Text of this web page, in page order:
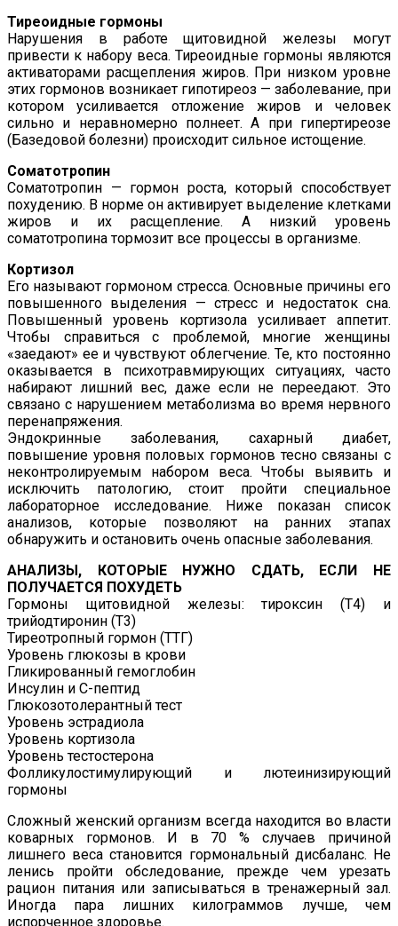
Тиреоидные гормоны
Нарушения в работе щитовидной железы могут
привести к набору веса. Тиреоидные гормоны являются
активаторами расщепления жиров. При низком уровне
этих гормонов возникает гипотиреоз — заболевание, при
котором усиливается отложение жиров и человек
сильно и неравномерно полнеет. А при гипертиреозе
(Базедовой болезни) происходит сильное истощение.
Соматотропин
Соматотропин — гормон роста, который способствует
похудению. В норме он активирует выделение клетками
жиров и их расщепление. А низкий уровень
соматотропина тормозит все процессы в организме.
Кортизол
Его называют гормоном стресса. Основные причины его
повышенного выделения — стресс и недостаток сна.
Повышенный уровень кортизола усиливает аппетит.
Чтобы справиться с проблемой, многие женщины
«заедают» ее и чувствуют облегчение. Те, кто постоянно
оказывается в психотравмирующих ситуациях, часто
набирают лишний вес, даже если не переедают. Это
связано с нарушением метаболизма во время нервного
перенапряжения.
Эндокринные заболевания, сахарный диабет,
повышение уровня половых гормонов тесно связаны с
неконтролируемым набором веса. Чтобы выявить и
исключить патологию, стоит пройти специальное
лабораторное исследование. Ниже показан список
анализов, которые позволяют на ранних этапах
обнаружить и остановить очень опасные заболевания.
АНАЛИЗЫ, КОТОРЫЕ НУЖНО СДАТЬ, ЕСЛИ НЕ
ПОЛУЧАЕТСЯ ПОХУДЕТЬ
Гормоны щитовидной железы: тироксин (T4) и
трийодтиронин (T3)
Тиреотропный гормон (ТТГ)
Уровень глюкозы в крови
Гликированный гемоглобин
Инсулин и С-пептид
Глюкозотолерантный тест
Уровень эстрадиола
Уровень кортизола
Уровень тестостерона
Фолликулостимулирующий и лютеинизирующий
гормоны
Сложный женский организм всегда находится во власти
коварных гормонов. И в 70 % случаев причиной
лишнего веса становится гормональный дисбаланс. Не
ленись пройти обследование, прежде чем урезать
рацион питания или записываться в тренажерный зал.
Иногда пара лишних килограммов лучше, чем
испорченное здоровье.